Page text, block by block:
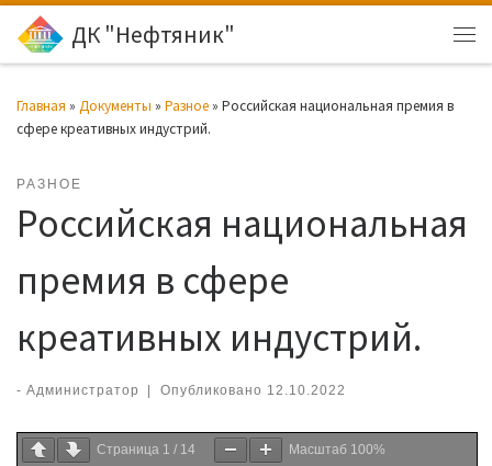
Перейти к содержимому
ДК "Нефтяник"
Главная » Документы » Разное » Российская национальная премия в
сфере креативных индустрий.
РАЗНОЕ
Российская национальная
премия в сфере
креативных индустрий.
- Администратор Опубликовано 12.10.2022
Страница 1 / 14 Масштаб 100%